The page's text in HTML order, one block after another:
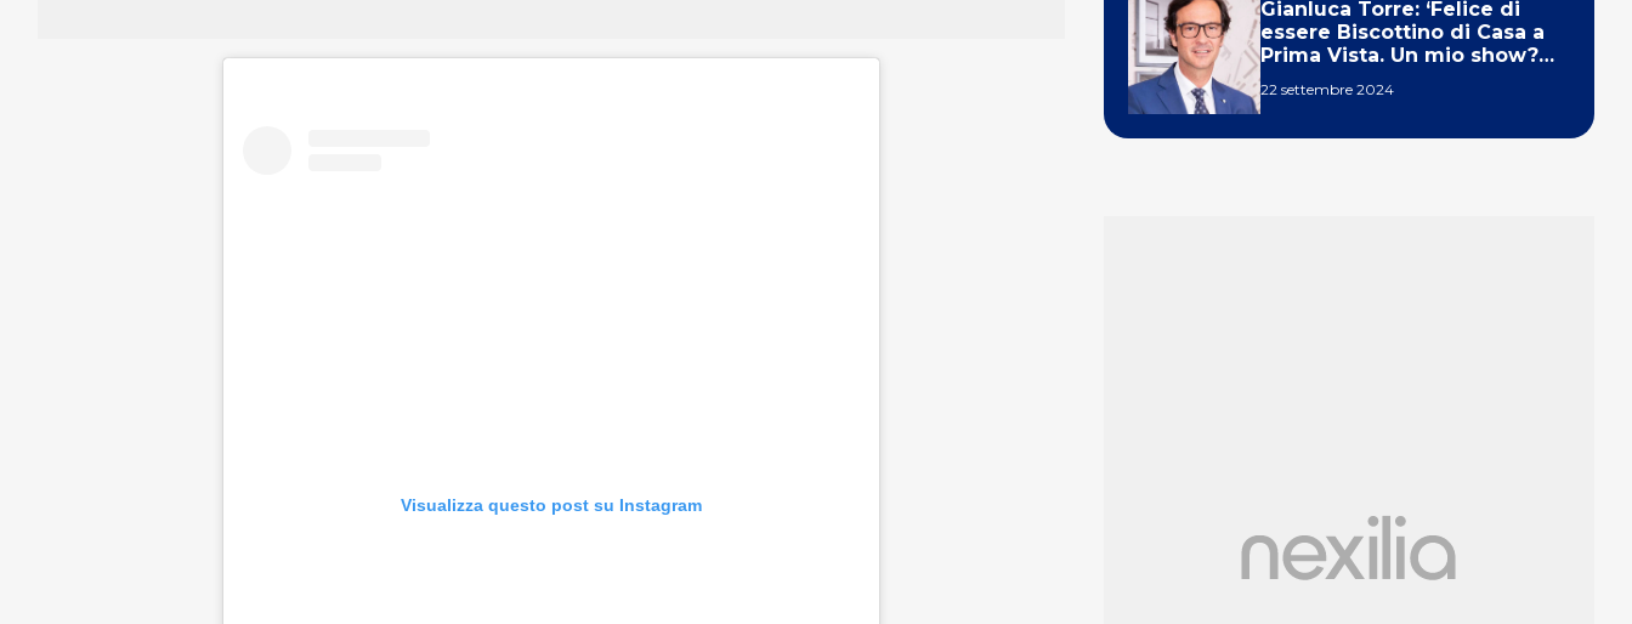
Visualizza questo post su Instagram
Gianluca Torre: ‘Felice di
essere Biscottino di Casa a
Prima Vista. Un mio show?
22 settembre 2024